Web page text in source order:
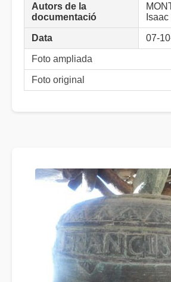
Autors de la
documentació
Isaac
Data 07-
Foto ampliada
Foto original